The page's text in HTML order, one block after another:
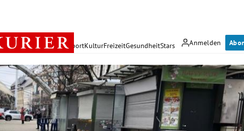
Anmelden
PolitikWirtschaft SportKulturFreizeitGesundheitStars